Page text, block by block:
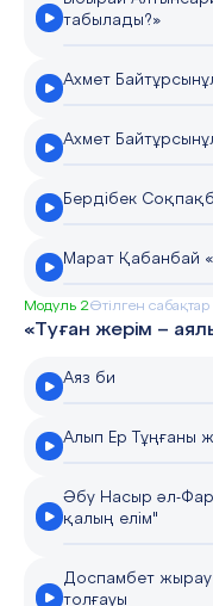
табылады?»
Ахмет
Ахмет
Бердібек
Марат Қабанбай
Модуль 2Өтілген
«Туған жерім –
Аяз би
Алып Ер Тұңғаны
Әбу Насыр әл-
қалың елім"
Доспамбет
толғауы